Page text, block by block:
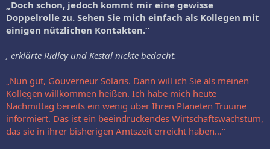
„Doch schon, jedoch kommt mir eine gewisse
Doppelrolle zu. Sehen Sie mich einfach als Kollegen mit
einigen nützlichen Kontakten.“
, erklärte Ridley und Kestal nickte bedacht.
„Nun gut, Gouverneur Solaris. Dann will ich Sie als meinen
Kollegen willkommen heißen. Ich habe mich heute
Nachmittag bereits ein wenig über Ihren Planeten Truuine
informiert. Das ist ein beeindruckendes Wirtschaftswachstum,
das sie in ihrer bisherigen Amtszeit erreicht haben…“